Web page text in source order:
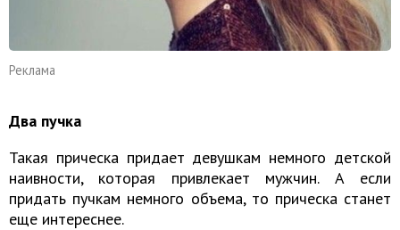
Реклама
Два пучка
Такая прическа придает девушкам немного детской
наивности, которая привлекает мужчин. А если
придать пучкам немного объема, то прическа станет
еще интереснее.